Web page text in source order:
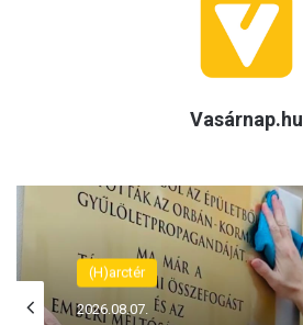
Vasárnap.hu
(H)arctér
2026.08.07.